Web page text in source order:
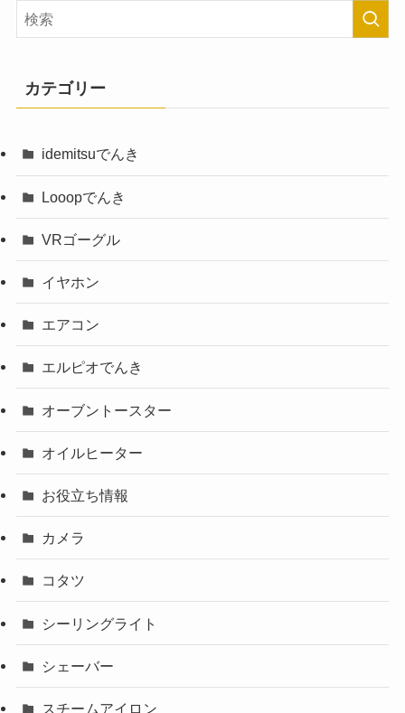
カテゴリー
idemitsuでんき
Looopでんき
VRゴーグル
イヤホン
エアコン
エルピオでんき
オーブントースター
オイルヒーター
お役立ち情報
カメラ
コタツ
シーリングライト
シェーバー
スチームアイロン